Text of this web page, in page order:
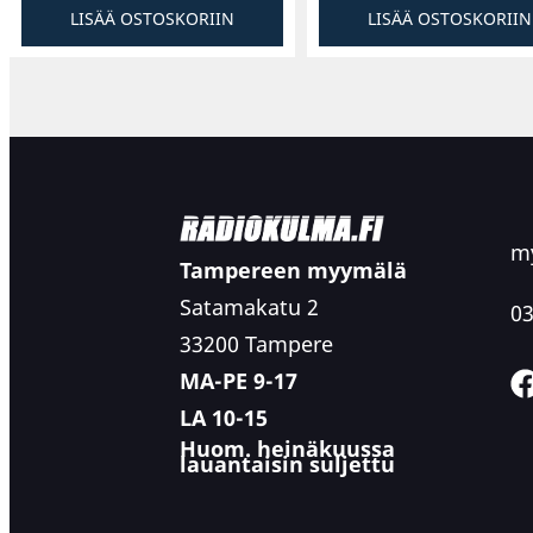
erinomaisesti päivittäiseen käyttöön ja
LISÄÄ OSTOSKORIIN LISÄÄ OSTOSKORIIN
Tampereen myymälä
Satamakatu 2
33200 Tampere
MA-PE 9-17
LA 10-15
Huom. heinäkuussa
lauantaisin suljettu